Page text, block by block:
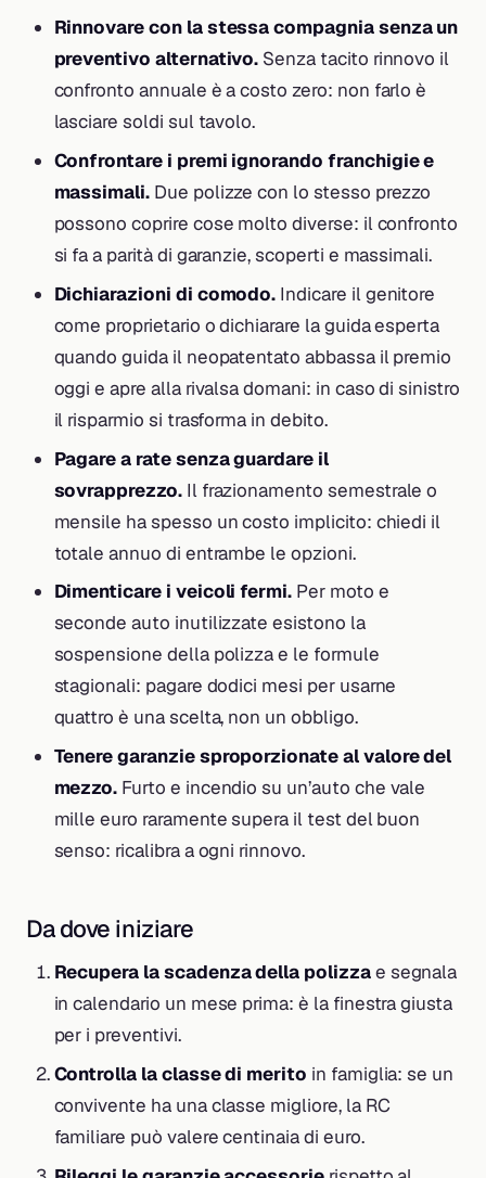
Rinnovare con la stessa compagnia senza un
preventivo alternativo. Senza tacito rinnovo il
confronto annuale è a costo zero: non farlo è
lasciare soldi sul tavolo.
Confrontare i premi ignorando franchigie e
massimali. Due polizze con lo stesso prezzo
possono coprire cose molto diverse: il confronto
si fa a parità di garanzie, scoperti e massimali.
Dichiarazioni di comodo. Indicare il genitore
come proprietario o dichiarare la guida esperta
quando guida il neopatentato abbassa il premio
oggi e apre alla rivalsa domani: in caso di sinistro
il risparmio si trasforma in debito.
Pagare a rate senza guardare il
sovrapprezzo.Il frazionamento semestrale o
mensile ha spesso un costo implicito: chiedi il
totale annuo di entrambe le opzioni.
Dimenticare i veicoli fermi. Per moto e
seconde auto inutilizzate esistono la
sospensione della polizza e le formule
stagionali: pagare dodici mesi per usarne
quattro è una scelta, non un obbligo.
Tenere garanzie sproporzionate al valore del
mezzo. Furto e incendio su un’auto che vale
mille euro raramente supera il test del buon
senso: ricalibra a ogni rinnovo.
Da dove iniziare
Recupera la scadenza della polizzae segnala
in calendario un mese prima: è la finestra giusta
per i preventivi.
Controlla la classe di merito in famiglia: se un
convivente ha una classe migliore, la RC
familiare può valere centinaia di euro.